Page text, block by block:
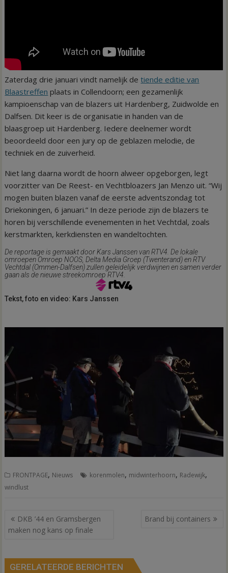
Zaterdag drie januari vindt namelijk detiende editie van
Blaastreffen plaats in Collendoorn; een gezamenlijk
kampioenschap van de blazers uit Hardenberg, Zuidwolde en
Dalfsen. Dit keer is de organisatie in handen van de
blaasgroep uit Hardenberg. Iedere deelnemer wordt
beoordeeld door een jury op de geblazen melodie, de
techniek en de zuiverheid.
Niet lang daarna wordt de hoorn alweer opgeborgen, legt
voorzitter van De Reest- en Vechtbloazers Jan Menzo uit. “Wij
mogen buiten blazen vanaf de eerste adventszondag tot
Driekoningen, 6 januari.” In deze periode zijn de blazers te
horen bij verschillende evenementen in het Vechtdal, zoals
kerstmarkten, kerkdiensten en wandeltochten.
De reportage is gemaakt door Kars Janssen van RTV4. De lokale
omroepen Omroep NOOS, Delta Media Groep (Twenterand) en RTV
Vechtdal (Ommen-Dalfsen) zullen geleidelijk verdwijnen en samen verder
gaan als de nieuwe streekomroep RTV4.
Tekst, foto en video: Kars Janssen
FRONTPAGE, Nieuws korenmolen, midwinterhoorn, Radewijk,
windlust
Bericht
navigatie
DKB ’44 en Gramsbergen
maken nog kans op finale
Brand bij containers
GERELATEERDE BERICHTEN